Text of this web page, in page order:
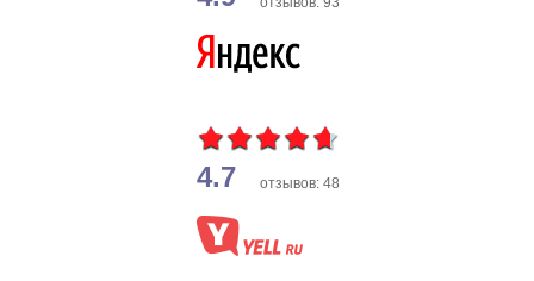
4.7 отзывов: 48